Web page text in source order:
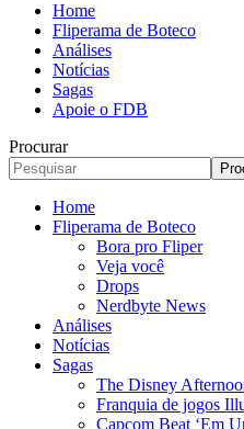
Home
Fliperama de Boteco
Análises
Notícias
Sagas
Apoie o FDB
Procurar
Home
Fliperama de Boteco
Bora pro Fliper
Veja você
Drops
Nerdbyte News
Análises
Notícias
Sagas
The Disney
Franquia de jogos
Capcom Beat ‘Em